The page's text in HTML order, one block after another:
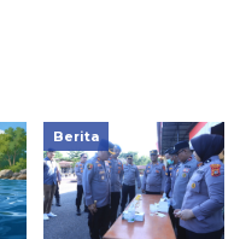
Berita